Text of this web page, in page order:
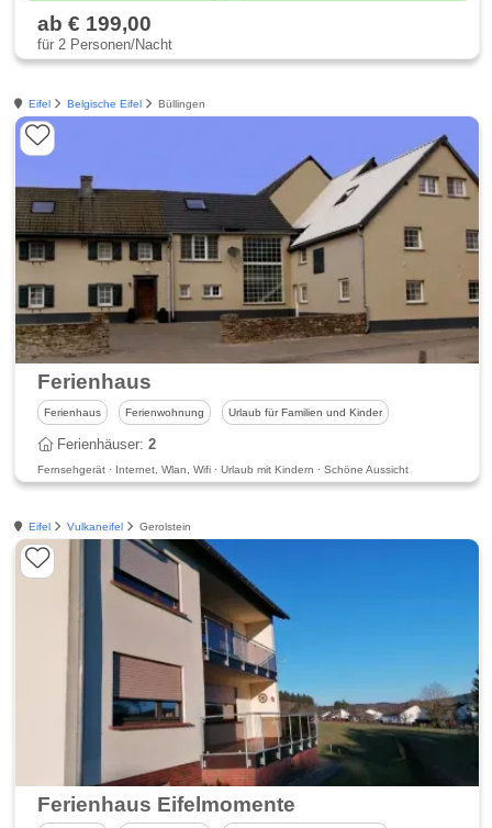
ab € 199,00
für 2 Personen/Nacht
Eifel Belgische Eifel Büllingen
Ferienhaus
Ferienhaus Ferienwohnung Urlaub für Familien und Kinder
Ferienhäuser:2
Fernsehgerät · Internet, Wlan, Wifi · Urlaub mit Kindern · Schöne Aussicht
Eifel Vulkaneifel Gerolstein
Ferienhaus Eifelmomente